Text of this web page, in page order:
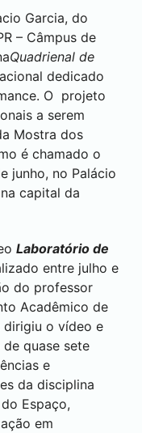
Garcia, do
– Câmpus de
Quadrienal de
dedicado
O projeto
a serem
Mostra dos
é chamado o
junho, no Palácio
capital da
Laboratório de
entre julho e
do professor
Acadêmico de
dirigiu o vídeo e
quase sete
e
da disciplina
Espaço,
em